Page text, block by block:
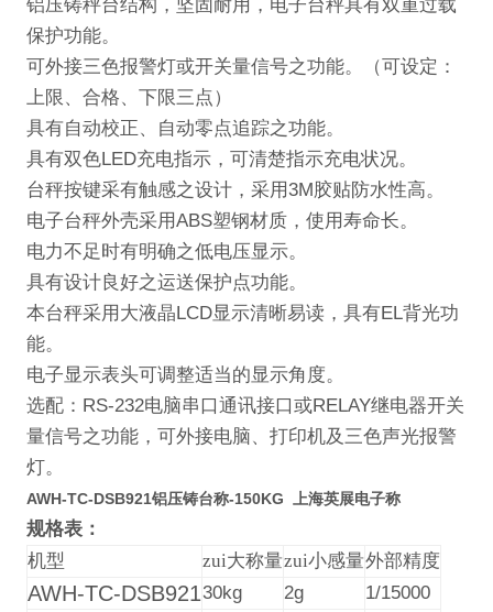
铝压铸秤台结构，坚固耐用，电子台秤具有双重过载
保护功能。
可外接三色报警灯或开关量信号之功能。（可设定：
上限 、合格、下限三点）
具有自动校正、自动零点追踪之功能。
具有双色LED充电指示，可清楚指示充电状况。
台秤按键采有触感之设计，采用3M胶贴防水性高。
电子台秤外壳采用ABS塑钢材质，使用寿命长。
电力不足时有明确之低电压显示。
具有设计良好之运送保护点功能。
本台秤采用大液晶 LCD显示清晰易读，具有EL背光功
能。
电子显示表头可调整适当的显示角度。
选配： RS-232电脑串口通讯接口 或RELAY继电器开关
量信号之功能，可外接电脑、打印机及三色声光报警
灯。
AWH-TC-DSB921铝压铸台称-150KG 上海英展电子称
规格表：
机型
zui大称量zui小感量外部精度
AWH-TC-DSB92130kg 2g 1/15000